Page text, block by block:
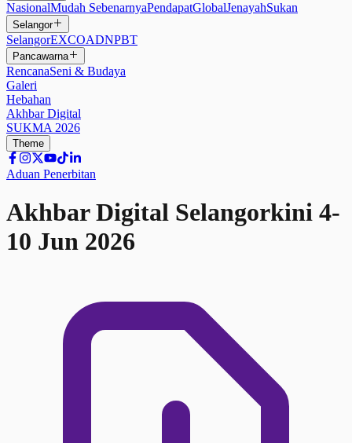
NasionalMudah SebenarnyaPendapatGlobalJenayahSukan
Selangor
SelangorEXCOADNPBT
Pancawarna
RencanaSeni & Budaya
Galeri
Hebahan
Akhbar Digital
SUKMA 2026
Theme
Aduan Penerbitan
Akhbar Digital Selangorkini 4-
10 Jun 2026